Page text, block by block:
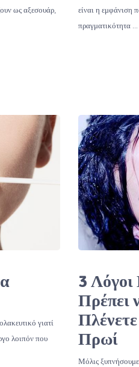
ως αξεσουάρ,
είναι η εμφάνιση
πραγματικότητα …
γιατί
λοιπόν που
3 Λόγοι
Πρέπει
Πρωί
Μόλις